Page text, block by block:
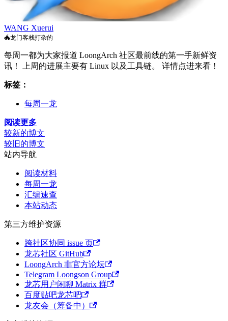
WANG Xuerui
🐲龙门客栈打杂的
每周一都为大家报道 LoongArch 社区最前线的第一手新鲜资
讯！ 上周的进展主要有 Linux 以及工具链。 详情点进来看！
标签：
每周一龙
阅读更多
较新的博文
较旧的博文
站内导航
阅读材料
每周一龙
汇编速查
本站动态
第三方维护资源
跨社区协同 issue 页
龙芯社区 GitHub
LoongArch 非官方论坛
Telegram Loongson Group
龙芯用户闲聊 Matrix 群
百度贴吧龙芯吧
龙友会（筹备中）